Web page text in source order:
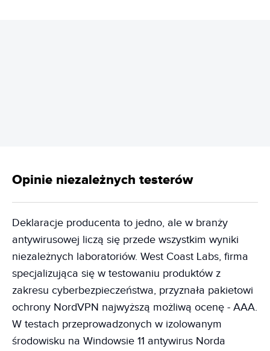
Opinie niezależnych testerów
Deklaracje producenta to jedno, ale w branży
antywirusowej liczą się przede wszystkim wyniki
niezależnych laboratoriów. West Coast Labs, firma
specjalizująca się w testowaniu produktów z
zakresu cyberbezpieczeństwa, przyznała pakietowi
ochrony NordVPN najwyższą możliwą ocenę - AAA.
W testach przeprowadzonych w izolowanym
środowisku na Windowsie 11 antywirus Norda